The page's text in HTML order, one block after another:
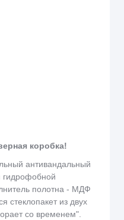
коробка!
антивандальный
гидрофобной
полотна - МДФ
из двух
со временем".